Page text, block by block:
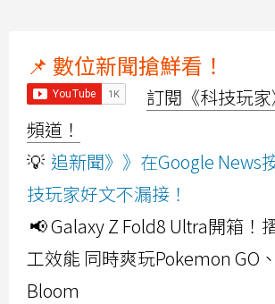
📌 數位新聞搶鮮看！
訂閱《科技玩
頻道！
💡 追新聞》》在Google News
技玩家好文不漏接！
📢 Galaxy Z Fold8 Ultra開箱！
工效能 同時爽玩Pokemon GO
Bloom